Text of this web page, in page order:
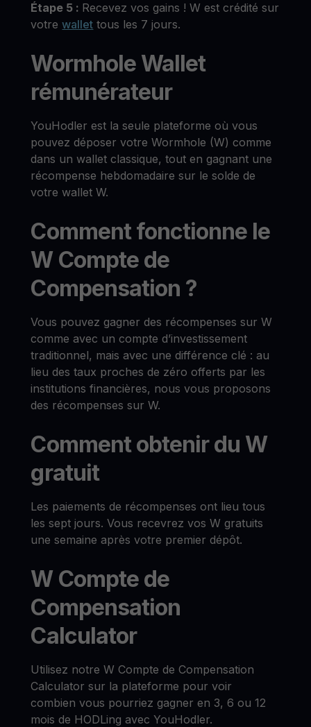
Étape 5 : Recevez vos gains ! W est crédité sur
votrewallet tous les 7 jours.
Wormhole Wallet
rémunérateur
YouHodler est la seule plateforme où vous
pouvez déposer votre Wormhole (W) comme
dans un wallet classique, tout en gagnant une
récompense hebdomadaire sur le solde de
votre wallet W.
Comment fonctionne le
W Compte de
Compensation ?
Vous pouvez gagner des récompenses sur W
comme avec un compte d’investissement
traditionnel, mais avec une différence clé : au
lieu des taux proches de zéro offerts par les
institutions financières, nous vous proposons
des récompenses sur W.
Comment obtenir du W
gratuit
Les paiements de récompenses ont lieu tous
les sept jours. Vous recevrez vos W gratuits
une semaine après votre premier dépôt.
W Compte de
Compensation
Calculator
Utilisez notre W Compte de Compensation
Calculator sur la plateforme pour voir
combien vous pourriez gagner en 3, 6 ou 12
mois de HODLing avec YouHodler.